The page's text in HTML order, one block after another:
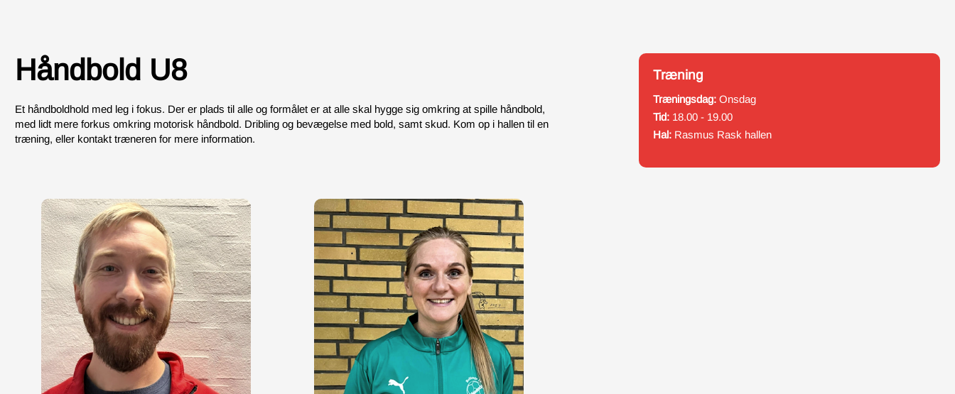
Træning
Træningsdag: Onsdag
Tid: 18.00 - 19.00
Hal: Rasmus Rask hallen
Håndbold U8
Et håndboldhold med leg i fokus. Der er plads til alle og formålet er at alle skal hygge sig omkring at spille håndbold,
med lidt mere forkus omkring motorisk håndbold. Dribling og bevægelse med bold, samt skud. Kom op i hallen til en
træning, eller kontakt træneren for mere information.